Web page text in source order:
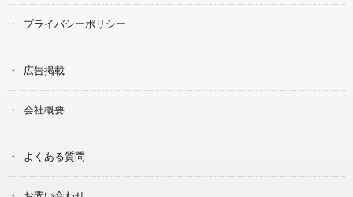
プライバシーポリシー
広告掲載
会社概要
よくある質問